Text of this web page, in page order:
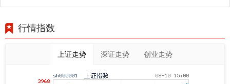
行情指数
上证走势 深证走势 创业走势